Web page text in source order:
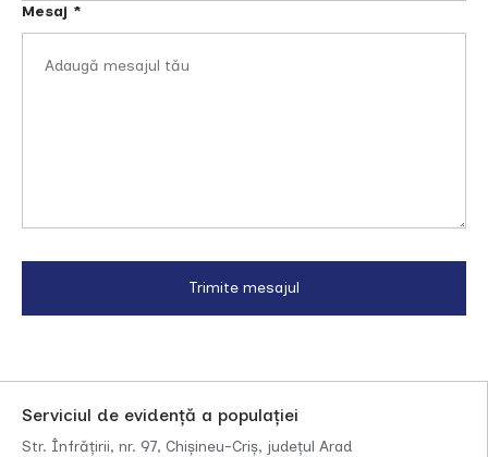
Mesaj *
Serviciul de evidență a populației
Str. Înfrățirii, nr. 97, Chișineu-Criș, județul Arad